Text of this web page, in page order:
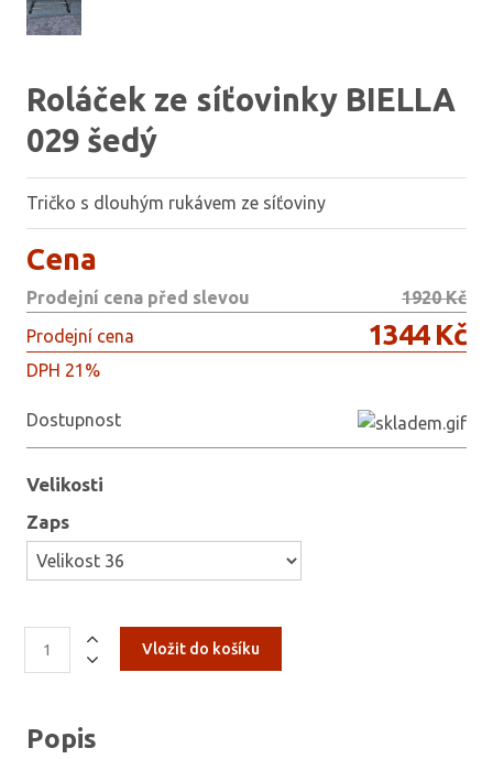
Roláček ze síťovinky BIELLA
029 šedý
Tričko s dlouhým rukávem ze síťoviny
Cena
Prodejní cena před slevou
1920 Kč
Prodejní cena
1344 Kč
DPH 21%
Dostupnost
Velikosti
Zaps
Popis